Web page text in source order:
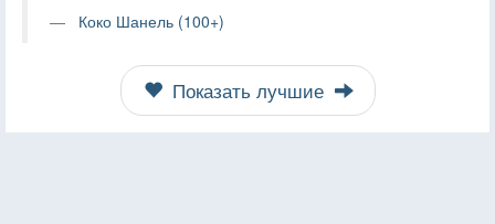
Коко Шанель (100+)
Показать лучшие